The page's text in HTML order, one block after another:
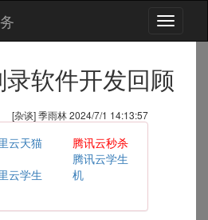
切
换
航
软件开发回顾
[杂谈] 季雨林 2024/7/1 14:13:57
云天猫
云学生
腾讯云秒杀
腾讯云学生
机